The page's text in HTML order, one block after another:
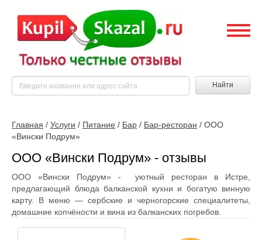
Найти
Главная / Услуги / Питание / Бар / Бар-ресторан / ООО
«Вински Подрум»
ООО «Вински Подрум» - отзывы
ООО «Вински Подрум» - уютный ресторан в Истре,
предлагающий блюда балканской кухни и богатую винную
карту. В меню — сербские и черногорские специалитеты,
домашние копчёности и вина из балканских погребов.